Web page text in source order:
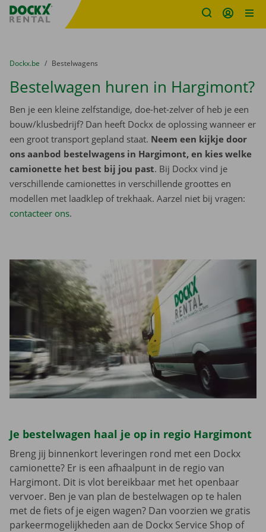
Fratello DEMO
U bevindt zich hier:
van
Dockx.be naar
Bestelwagens
Bestelwagen huren in Hargimont?
Ben je een kleine zelfstandige, doe-het-zelver of heb je een
bouw/klusbedrijf? Dan heeft Dockx de oplossing wanneer er
een groot transport gepland staat. Neem een kijkje door
ons aanbod bestelwagens in Hargimont, en kies welke
camionette het best bij jou past. Bij Dockx vind je
verschillende camionettes in verschillende groottes en
modellen met laadklep of trekhaak. Aarzel niet bij vragen:
contacteer ons.
Je bestelwagen haal je op in regio Hargimont
Breng jij binnenkort leveringen rond met een Dockx
camionette? Er is een afhaalpunt in de regio van
Hargimont. Dit is vlot bereikbaar met het openbaar
vervoer. Ben je van plan de bestelwagen op te halen
met de fiets of je eigen wagen? Dan voorzien we gratis
parkeermogelijkheden aan de Dockx Service Shop of